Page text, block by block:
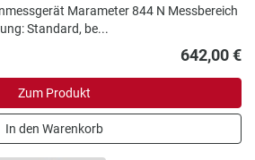
Marameter 844 N Messbereich
Standard, be...
642,00 €
Zum Produkt
In den Warenkorb